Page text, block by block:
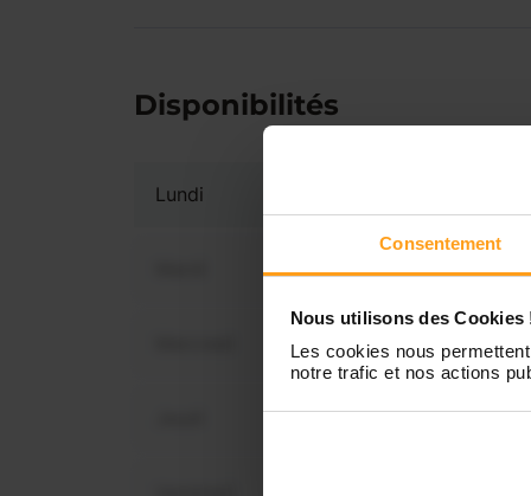
Consentement
Nous utilisons des Cookies
Les cookies nous
notre trafic et nos actions
Disponibilités
Lundi
Vous